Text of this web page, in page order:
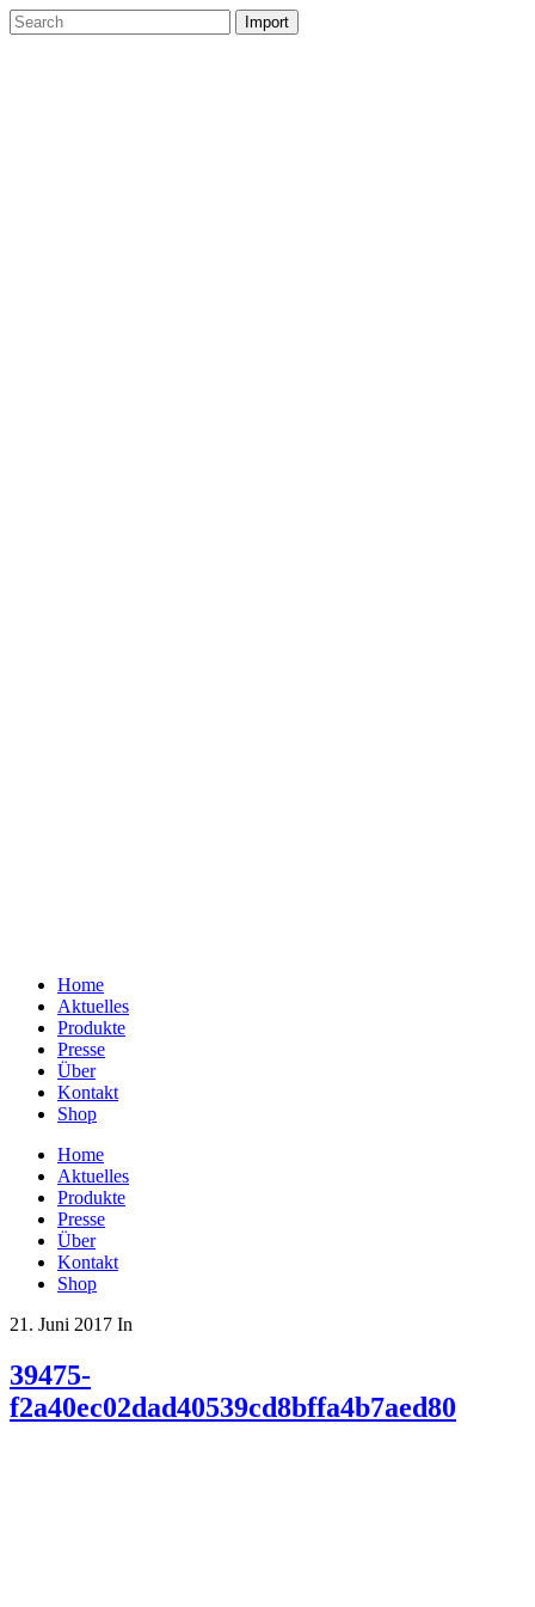
Home
Aktuelles
Produkte
Presse
Über
Kontakt
Shop
Home
Aktuelles
Produkte
Presse
Über
Kontakt
Shop
21. Juni 2017 In
39475-
f2a40ec02dad40539cd8bffa4b7aed80